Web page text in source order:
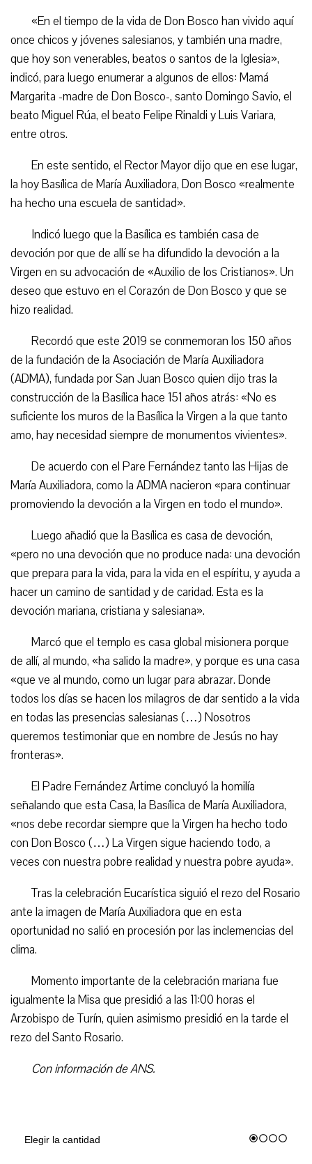
«En el tiempo de la vida de Don Bosco han vivido aquí
once chicos y jóvenes salesianos, y también una madre,
que hoy son venerables, beatos o santos de la Iglesia»,
indicó, para luego enumerar a algunos de ellos: Mamá
Margarita -madre de Don Bosco-, santo Domingo Savio, el
beato Miguel Rúa, el beato Felipe Rinaldi y Luis Variara,
entre otros.
En este sentido, el Rector Mayor dijo que en ese lugar,
la hoy Basílica de María Auxiliadora, Don Bosco «realmente
ha hecho una escuela de santidad».
Indicó luego que la Basílica es también casa de
devoción por que de allí se ha difundido la devoción a la
Virgen en su advocación de «Auxilio de los Cristianos». Un
deseo que estuvo en el Corazón de Don Bosco y que se
hizo realidad.
Recordó que este 2019 se conmemoran los 150 años
de la fundación de la Asociación de María Auxiliadora
(ADMA), fundada por San Juan Bosco quien dijo tras la
construcción de la Basílica hace 151 años atrás: «No es
suficiente los muros de la Basílica la Virgen a la que tanto
amo, hay necesidad siempre de monumentos vivientes».
De acuerdo con el Pare Fernández tanto las Hijas de
María Auxiliadora, como la ADMA nacieron «para continuar
promoviendo la devoción a la Virgen en todo el mundo».
Luego añadió que la Basílica es casa de devoción,
«pero no una devoción que no produce nada: una devoción
que prepara para la vida, para la vida en el espíritu, y ayuda a
hacer un camino de santidad y de caridad. Esta es la
devoción mariana, cristiana y salesiana».
Marcó que el templo es casa global misionera porque
de allí, al mundo, «ha salido la madre», y porque es una casa
«que ve al mundo, como un lugar para abrazar. Donde
todos los días se hacen los milagros de dar sentido a la vida
en todas las presencias salesianas (…) Nosotros
queremos testimoniar que en nombre de Jesús no hay
fronteras».
El Padre Fernández Artime concluyó la homilía
señalando que esta Casa, la Basílica de María Auxiliadora,
«nos debe recordar siempre que la Virgen ha hecho todo
con Don Bosco (…) La Virgen sigue haciendo todo, a
veces con nuestra pobre realidad y nuestra pobre ayuda».
Tras la celebración Eucarística siguió el rezo del Rosario
ante la imagen de María Auxiliadora que en esta
oportunidad no salió en procesión por las inclemencias del
clima.
Momento importante de la celebración mariana fue
igualmente la Misa que presidió a las 11:00 horas el
Arzobispo de Turín, quien asimismo presidió en la tarde el
rezo del Santo Rosario.
Con información de ANS.